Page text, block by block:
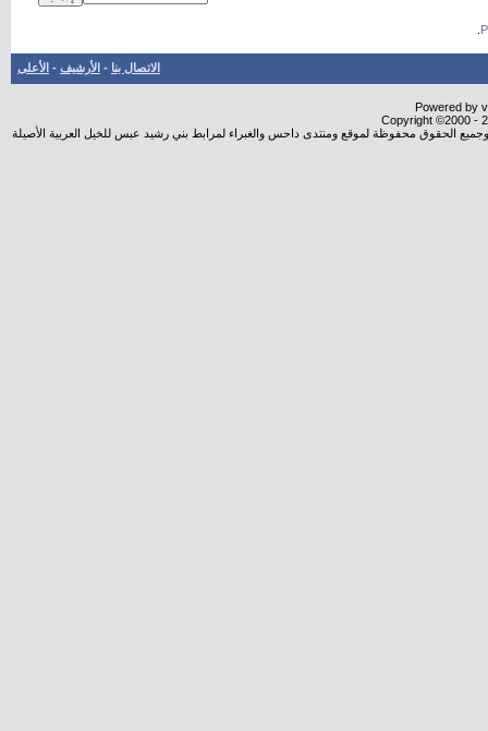
الاتصال بنا - الأرشيف - الأعلى
Powered by
Copyright ©2000 -
الحقوق محفوظة لموقع ومنتدى داحس والغبراء لمرابط بني رشيد عبس للخيل العربية الأصيلة